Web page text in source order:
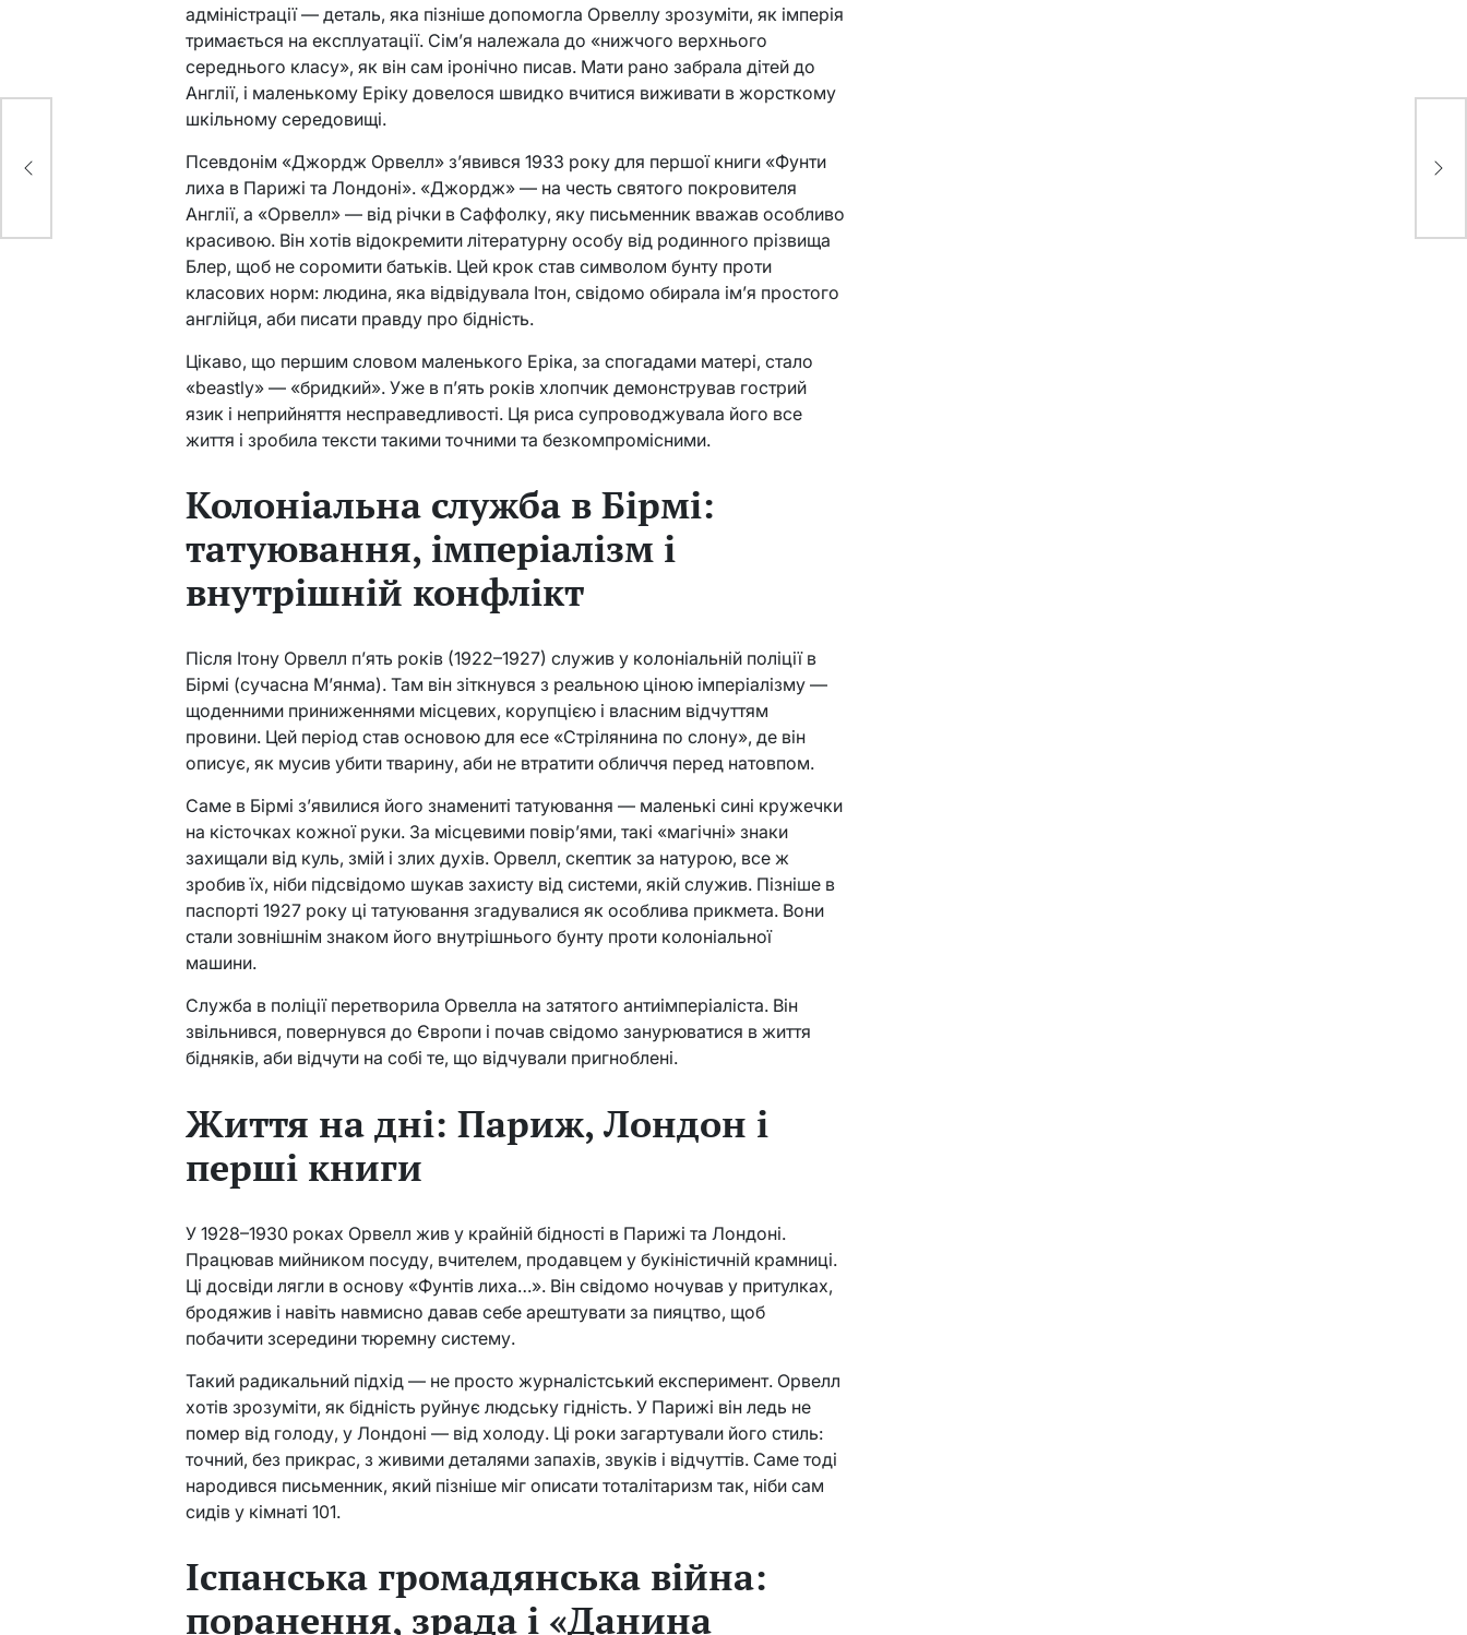
адміністрації — деталь, яка пізніше допомогла Орвеллу зрозуміти, як імперія
тримається на експлуатації. Сім’я належала до «нижчого верхнього
середнього класу», як він сам іронічно писав. Мати рано забрала дітей до
Англії, і маленькому Еріку довелося швидко вчитися виживати в жорсткому
шкільному середовищі.
Псевдонім «Джордж Орвелл» з’явився 1933 року для першої книги «Фунти
лиха в Парижі та Лондоні». «Джордж» — на честь святого покровителя
Англії, а «Орвелл» — від річки в Саффолку, яку письменник вважав особливо
красивою. Він хотів відокремити літературну особу від родинного прізвища
Блер, щоб не соромити батьків. Цей крок став символом бунту проти
класових норм: людина, яка відвідувала Ітон, свідомо обирала ім’я простого
англійця, аби писати правду про бідність.
Цікаво, що першим словом маленького Еріка, за спогадами матері, стало
«beastly» — «бридкий». Уже в п’ять років хлопчик демонстрував гострий
язик і неприйняття несправедливості. Ця риса супроводжувала його все
життя і зробила тексти такими точними та безкомпромісними.
Колоніальна служба в Бірмі:
татуювання, імперіалізм і
внутрішній конфлікт
Після Ітону Орвелл п’ять років (1922–1927) служив у колоніальній поліції в
Бірмі (сучасна М’янма). Там він зіткнувся з реальною ціною імперіалізму —
щоденними приниженнями місцевих, корупцією і власним відчуттям
провини. Цей період став основою для есе «Стрілянина по слону», де він
описує, як мусив убити тварину, аби не втратити обличчя перед натовпом.
Саме в Бірмі з’явилися його знамениті татуювання — маленькі сині кружечки
на кісточках кожної руки. За місцевими повір’ями, такі «магічні» знаки
захищали від куль, змій і злих духів. Орвелл, скептик за натурою, все ж
зробив їх, ніби підсвідомо шукав захисту від системи, якій служив. Пізніше в
паспорті 1927 року ці татуювання згадувалися як особлива прикмета. Вони
стали зовнішнім знаком його внутрішнього бунту проти колоніальної
машини.
Служба в поліції перетворила Орвелла на затятого антиімперіаліста. Він
звільнився, повернувся до Європи і почав свідомо занурюватися в життя
бідняків, аби відчути на собі те, що відчували пригноблені.
Життя на дні: Париж, Лондон і
перші книги
У 1928–1930 роках Орвелл жив у крайній бідності в Парижі та Лондоні.
Працював мийником посуду, вчителем, продавцем у букіністичній крамниці.
Ці досвіди лягли в основу «Фунтів лиха…». Він свідомо ночував у притулках,
бродяжив і навіть навмисно давав себе арештувати за пияцтво, щоб
побачити зсередини тюремну систему.
Такий радикальний підхід — не просто журналістський експеримент. Орвелл
хотів зрозуміти, як бідність руйнує людську гідність. У Парижі він ледь не
помер від голоду, у Лондоні — від холоду. Ці роки загартували його стиль:
точний, без прикрас, з живими деталями запахів, звуків і відчуттів. Саме тоді
народився письменник, який пізніше міг описати тоталітаризм так, ніби сам
сидів у кімнаті 101.
Іспанська громадянська війна:
поранення, зрада і «Данина